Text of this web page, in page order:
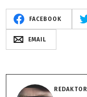
FACEBOOK
EMAIL
REDAKTOR